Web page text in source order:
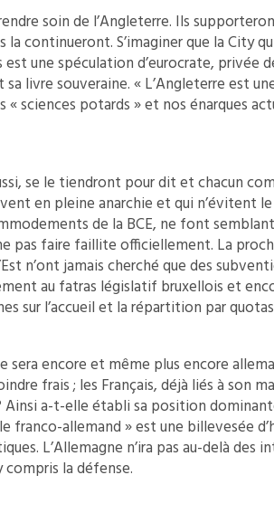
soin de l’Angleterre. Ils
continueront. S’imaginer que la City
une spéculation d’eurocrate, privée
livre souveraine. « L’Angleterre est
sciences potards » et nos énarques
se le tiendront pour dit et chacun
en pleine anarchie et qui n’évitent
de la BCE, ne font semblant
pas faire faillite officiellement. La
n’ont jamais cherché que des
au fatras législatif bruxellois et
sur l’accueil et la répartition par
sera encore et même plus encore
frais ; les Français, déjà liés à son
a-t-elle établi sa position
allemand » est une billevesée
L’Allemagne n’ira pas au-delà des
compris la défense.